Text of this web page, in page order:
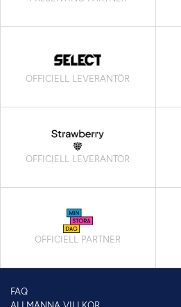
OFFICIELL LEVERANTÖR
OFFICIELL LEVERANTÖR
OFFICIELL PARTNER
FAQ